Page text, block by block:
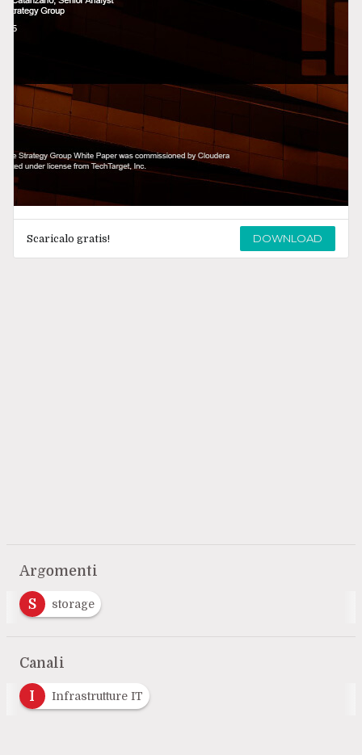
Scaricalo gratis! DOWNLOAD
Argomenti
S storage
Canali
I Infrastrutture IT